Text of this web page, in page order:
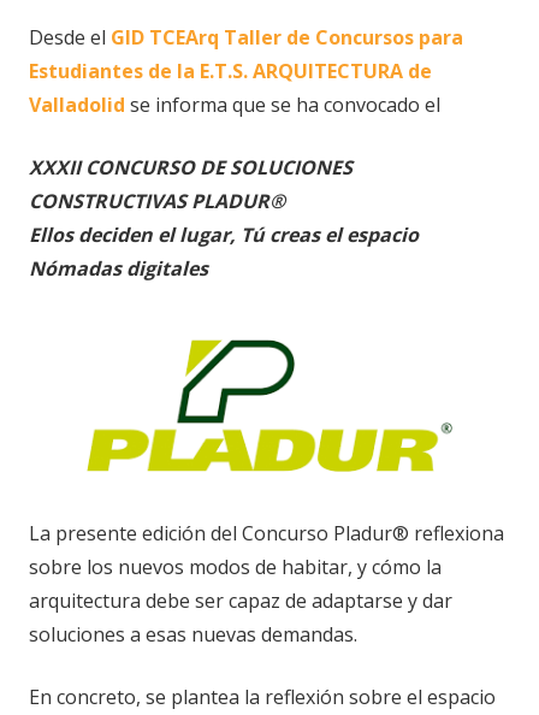
Desde el GID TCEArq Taller de Concursos para
Estudiantes de la E.T.S. ARQUITECTURA de
Valladolid se informa que se ha convocado el
XXXII CONCURSO DE SOLUCIONES
CONSTRUCTIVAS PLADUR®
Ellos deciden el lugar, Tú creas el espacio
Nómadas digitales
La presente edición del Concurso Pladur® reflexiona
sobre los nuevos modos de habitar, y cómo la
arquitectura debe ser capaz de adaptarse y dar
soluciones a esas nuevas demandas.
En concreto, se plantea la reflexión sobre el espacio